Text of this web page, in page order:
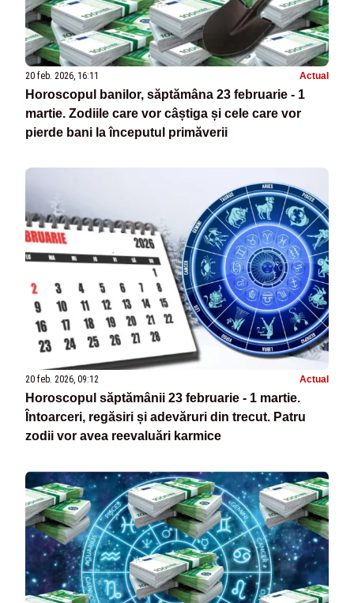
20 feb. 2026, 16:11 Actual
Horoscopul banilor, săptămâna 23 februarie - 1
martie. Zodiile care vor câștiga și cele care vor
pierde bani la începutul primăverii
20 feb. 2026, 09:12 Actual
Horoscopul săptămânii 23 februarie - 1 martie.
Întoarceri, regăsiri și adevăruri din trecut. Patru
zodii vor avea reevaluări karmice